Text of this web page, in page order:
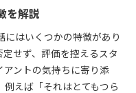
を解説
はいくつかの特徴があり
せず、評価を控えるスタ
アントの気持ちに寄り添
えば「それはとてもつら